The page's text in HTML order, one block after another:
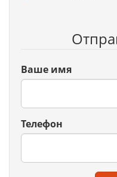
Ваше имя
Телефон